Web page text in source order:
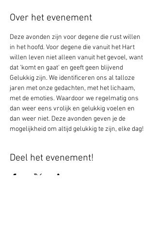
Over het evenement
Deze avonden zijn voor degene die rust willen
in het hoofd. Voor degene die vanuit het Hart
willen leven niet alleen vanuit het gevoel, want
dat 'komt en gaat' en geeft geen blijvend
Gelukkig zijn. We identificeren ons al talloze
jaren met onze gedachten, met het lichaam,
met de emoties. Waardoor we regelmatig ons
dan weer eens vrolijk en gelukkig voelen en
dan weer niet. Deze avonden geven je de
mogelijkheid om altijd gelukkig te zijn, elke dag!
Deel het evenement!